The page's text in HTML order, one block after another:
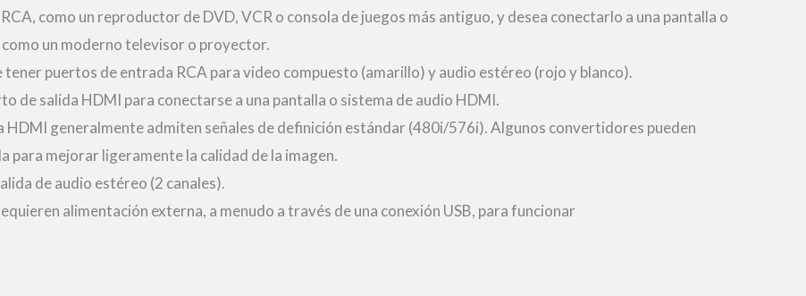
como un reproductor de DVD, VCR o consola de juegos más antiguo, y desea conectarlo a una pantalla o
un moderno televisor o proyector.
puertos de entrada RCA para video compuesto (amarillo) y audio estéreo (rojo y blanco).
de salida HDMI para conectarse a una pantalla o sistema de audio HDMI.
HDMI generalmente admiten señales de definición estándar (480i/576i). Algunos convertidores pueden
para mejorar ligeramente la calidad de la imagen.
de audio estéreo (2 canales).
alimentación externa, a menudo a través de una conexión USB, para funcionar